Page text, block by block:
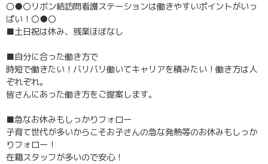
〇●〇リボン結訪問看護ステーションは働きやすいポイントがいっ
ぱい！〇●〇
■土日祝は休み、残業ほぼなし
■自分に合った働き方で
時短で働きたい！バリバリ働いてキャリアを積みたい！働き方は人
ぞれぞれ。
皆さんにあった働き方をご提案します。
■急なお休みもしっかりフォロー
子育て世代が多いからこそお子さんの急な発熱等のお休みもしっか
りフォロー！
在籍スタッフが多いので安心！